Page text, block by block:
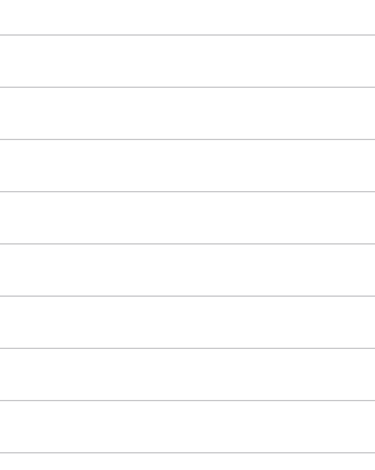
to trackers that are not disclosed to the
the site with their CMP to add this content